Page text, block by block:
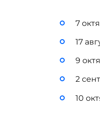
7
17
9
2
10